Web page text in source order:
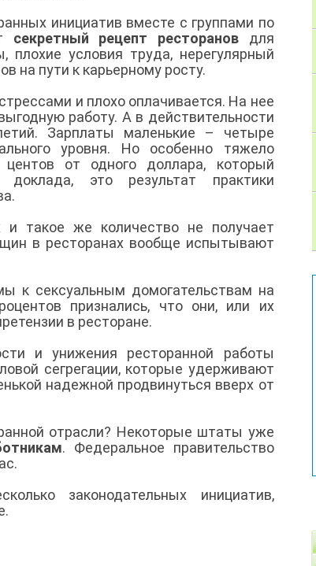
инициатив вместе с группами по
секретный рецепт ресторановдля
условия труда, нерегулярный
на пути к карьерному росту.
и плохо оплачивается. На нее
работу. А в действительности
Зарплаты маленькие – четыре
уровня. Но особенно тяжело
от одного доллара, который
это результат практики
и такое же количество не получает
в ресторанах вообще испытывают
к сексуальным домогательствам на
признались, что они, или их
в ресторане.
и унижения ресторанной работы
сегрегации, которые удерживают
надежной продвинуться вверх от
отрасли? Некоторые штаты уже
. Федеральное правительство
законодательных инициатив,